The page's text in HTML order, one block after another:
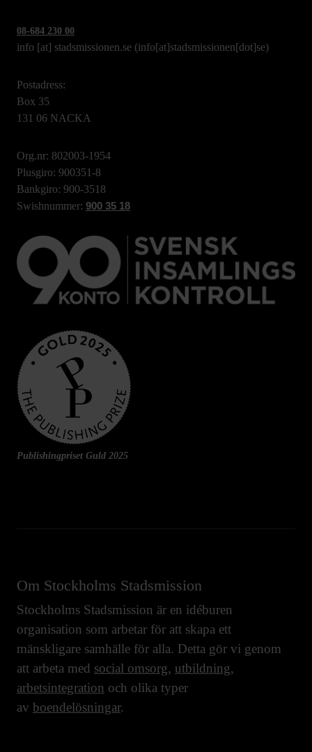
08-684 230 00
info [at] stadsmissionen.se (info[at]stadsmissionen[dot]se)
Postadress:
Box 35
131 06 NACKA
Org.nr: 802003-1954
Plusgiro: 900351-8
Bankgiro: 900-3518
Swishnummer: 900 35 18
Publishingpriset Guld 2025
Om Stockholms Stadsmission
Stockholms Stadsmission är en idéburen
organisation som arbetar för att skapa ett
mänskligare samhälle för alla. Detta gör vi genom
att arbeta med social omsorg, utbildning,
arbetsintegration och olika typer
av boendelösningar.